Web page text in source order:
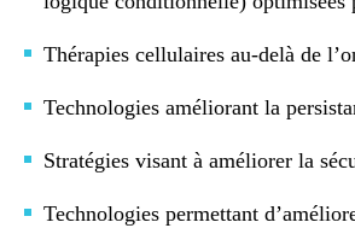
Thérapies cellulaires au-delà de
Technologies améliorant la
Stratégies visant à améliorer la
Technologies permettant